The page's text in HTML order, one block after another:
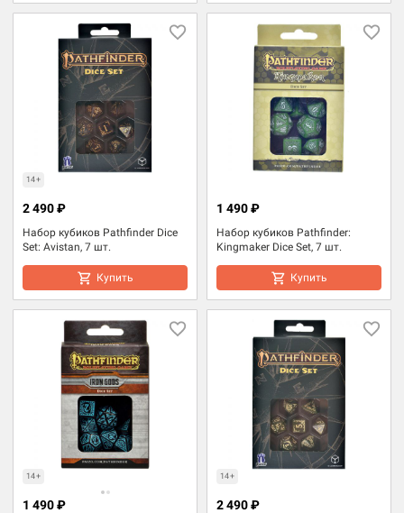
14+
Набор кубиков Pathfinder Dice
Set: Avistan, 7 шт.
2 490 ₽
Купить
Набор кубиков Pathfinder:
Kingmaker Dice Set, 7 шт.
1 490 ₽
Купить
14+
1 490 ₽
14+
2 490 ₽